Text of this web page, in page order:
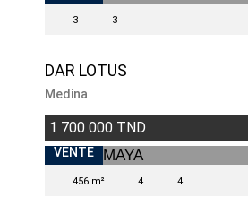
3 3
DAR LOTUS
Medina
1 700 000 TND
VENDU
VENTE
456 m² 4 4